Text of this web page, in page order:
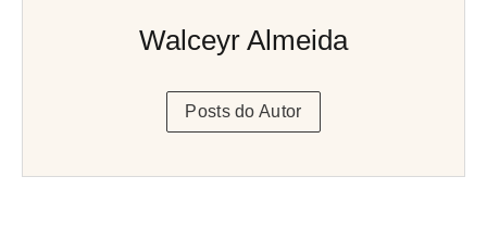
Walceyr Almeida
Posts do Autor